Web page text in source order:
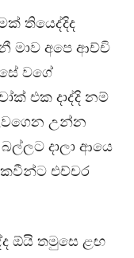
තියෙද්දිද
මාව අපෙ ආච්චි
වගේ
එක දාද්දි නම්
උන්න
දාලා ආයෙ
එච්චර
ඕයි තමුසෙ ළඟ